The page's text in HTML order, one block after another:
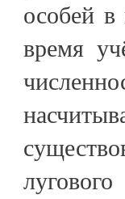
особей
время